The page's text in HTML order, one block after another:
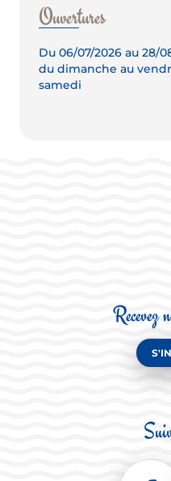
Ouvertures
Du 06/07/2026 au 28/
du dimanche au
samedi
Recevez